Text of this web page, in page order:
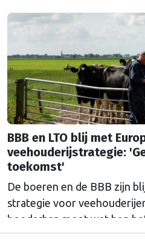
BBB en LTO blij met
veehouderijstrategie:
toekomst'
De boeren en de BBB zijn
strategie voor
boodschap moet wat hen